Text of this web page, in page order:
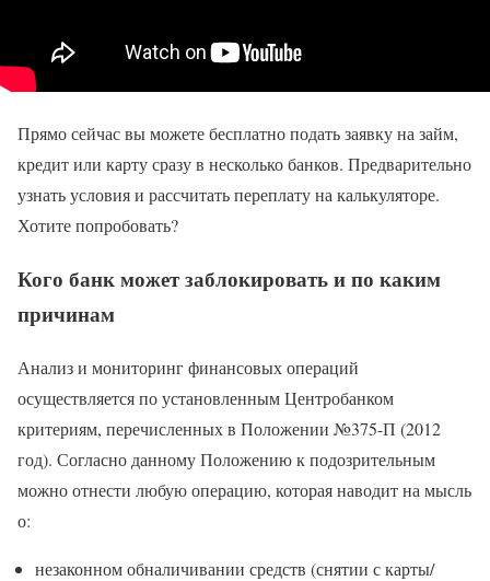
Прямо сейчас вы можете бесплатно подать заявку на займ,
кредит или карту сразу в несколько банков. Предварительно
узнать условия и рассчитать переплату на калькуляторе.
Хотите попробовать?
Кого банк может заблокировать и по каким
причинам
Анализ и мониторинг финансовых операций
осуществляется по установленным Центробанком
критериям, перечисленных в Положении №375-П (2012
год). Согласно данному Положению к подозрительным
можно отнести любую операцию, которая наводит на мысль
о:
незаконном обналичивании средств (снятии с карты/